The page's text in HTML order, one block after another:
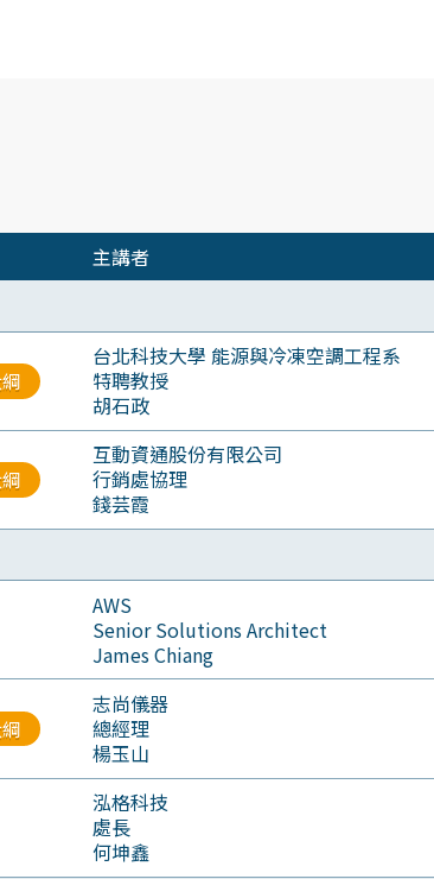
主講者
台北科技大學 能源與冷凍空調工程系
特聘教授
胡石政
互動資通股份有限公司
行銷處協理
錢芸霞
AWS
Senior Solutions Architect
James Chiang
志尚儀器
總經理
楊玉山
泓格科技
處長
何坤鑫